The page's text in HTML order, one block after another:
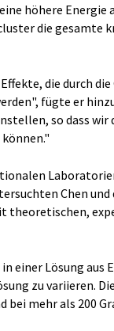
höhere Energie
die gesamte
die durch
fügte er
so dass
Chen
theoretischen,
einer Lösung aus
zu variieren.
bei mehr als 200